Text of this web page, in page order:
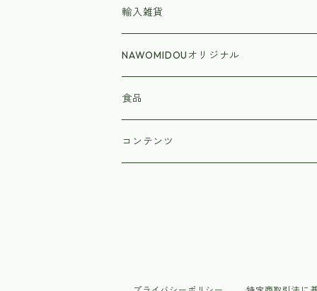
輸入雑貨
NAWOMIDOUオリジナル
食品
ラーメン
コンテンツ